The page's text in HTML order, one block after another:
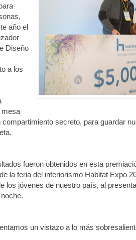
año el
Diseño
a los
mesa
compartimiento secreto, para guardar
fueron obtenidos en esta
la feria del interiorismo Habitat Expo
los jóvenes de nuestro país, al
un vistazo a lo más